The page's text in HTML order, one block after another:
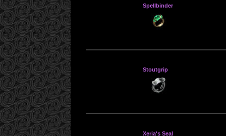
Spellbinder
Stoutgrip
Xeria's Seal